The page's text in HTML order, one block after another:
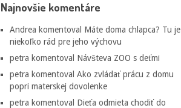
Najnovšie komentáre
Andrea komentoval Máte doma chlapca? Tu je
niekoľko rád pre jeho výchovu
petra komentoval Návšteva ZOO s deťmi
petra komentoval Ako zvládať prácu z domu
popri materskej dovolenke
petra komentoval Dieťa odmieta chodiť do